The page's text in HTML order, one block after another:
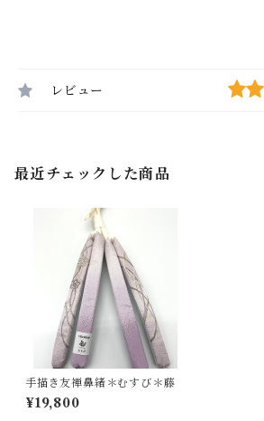
レビュー
最近チェックした商品
手描き友禅鼻緒＊むすび＊藤
¥19,800